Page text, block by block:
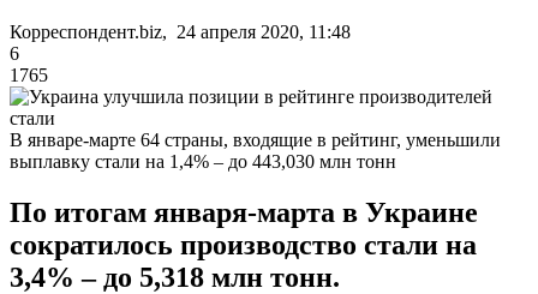
Корреспондент.biz, 24 апреля 2020, 11:48
6
1765
В январе-марте 64 страны, входящие в рейтинг, уменьшили
выплавку стали на 1,4% – до 443,030 млн тонн
По итогам января-марта в Украине
сократилось производство стали на
3,4% – до 5,318 млн тонн.